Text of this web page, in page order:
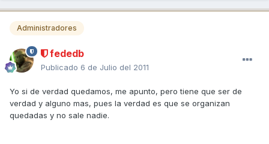
Administradores
fededb
Publicado 6 de Julio del 2011
Yo si de verdad quedamos, me apunto, pero tiene que ser de
verdad y alguno mas, pues la verdad es que se organizan
quedadas y no sale nadie.